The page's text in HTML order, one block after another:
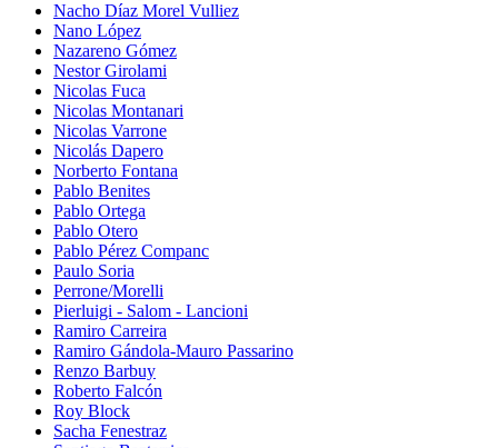
Nacho Díaz Morel Vulliez
Nano López
Nazareno Gómez
Nestor Girolami
Nicolas Fuca
Nicolas Montanari
Nicolas Varrone
Nicolás Dapero
Norberto Fontana
Pablo Benites
Pablo Ortega
Pablo Otero
Pablo Pérez Companc
Paulo Soria
Perrone/Morelli
Pierluigi - Salom - Lancioni
Ramiro Carreira
Ramiro Gándola-Mauro Passarino
Renzo Barbuy
Roberto Falcón
Roy Block
Sacha Fenestraz